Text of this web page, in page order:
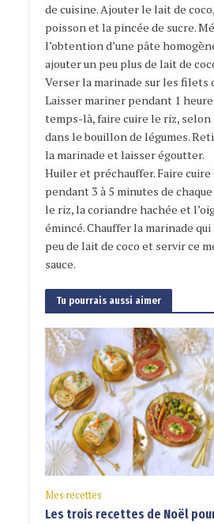
de cuisine. Ajouter le lait de
poisson et la pincée de sucre.
l’obtention d’une pâte
ajouter un peu plus de lait de
Verser la marinade sur les filets
Laisser mariner pendant 1
temps-là, faire cuire le riz, selon
dans le bouillon de légumes.
la marinade et laisser égoutter.
Huiler et préchauffer. Faire
pendant 3 à 5 minutes de
le riz, la coriandre hachée et
émincé. Chauffer la marinade
peu de lait de coco et servir ce
sauce.
Tu pourrais aussi aimer
Mes recettes
Les trois recettes de Noël